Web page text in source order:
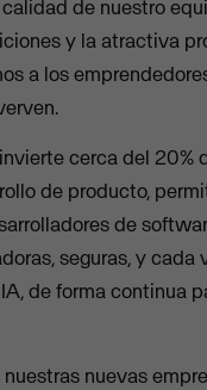
de nuestro
y la atractiva
a los
cerca del 20%
de producto,
de
seguras, y cada
de forma continua
nuevas